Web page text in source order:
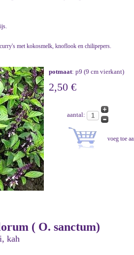
met kokosmelk, knoflook en chilipepers.
potmaat: p9 (9 cm vierkant)
2,50 €
aantal:
( O. sanctum)
kah